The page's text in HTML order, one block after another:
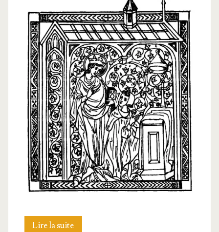
Lire la suiteD’un